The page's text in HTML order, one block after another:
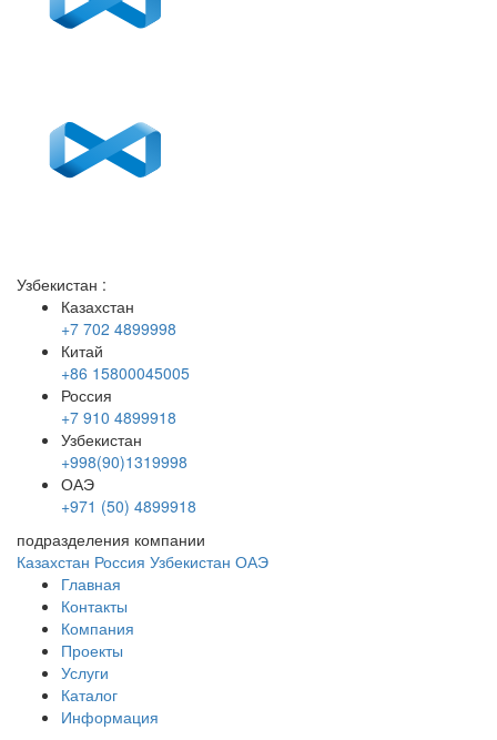
Узбекистан :
Казахстан
+7 702 4899998
Китай
+86 15800045005
Россия
+7 910 4899918
Узбекистан
+998(90)1319998
ОАЭ
+971 (50) 4899918
подразделения компании
Казахстан Россия Узбекистан ОАЭ
Главная
Контакты
Компания
Проекты
Услуги
Каталог
Информация